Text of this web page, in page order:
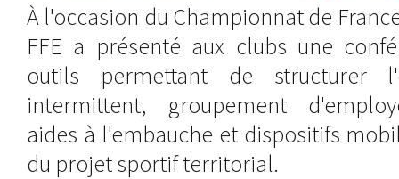
À l'occasion du Championnat de
FFE a présenté aux clubs une
outils permettant de structurer
intermittent, groupement
aides à l'embauche et dispositifs
du projet sportif territorial.